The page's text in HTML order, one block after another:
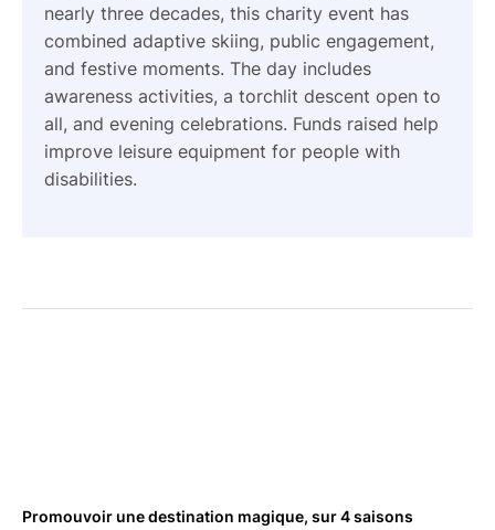
nearly three decades, this charity event has
combined adaptive skiing, public engagement,
and festive moments. The day includes
awareness activities, a torchlit descent open to
all, and evening celebrations. Funds raised help
improve leisure equipment for people with
disabilities.
Promouvoir une destination magique, sur 4 saisons